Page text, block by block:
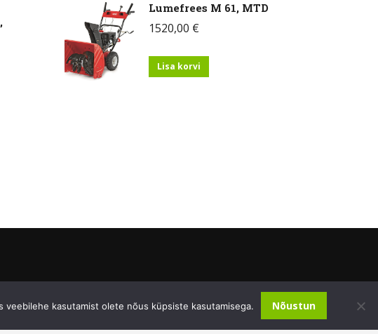
Lumefrees M 61, MTD
1520,00 €
Lisa korvi
kasutamist olete nõus küpsiste kasutamisega. Nõustun